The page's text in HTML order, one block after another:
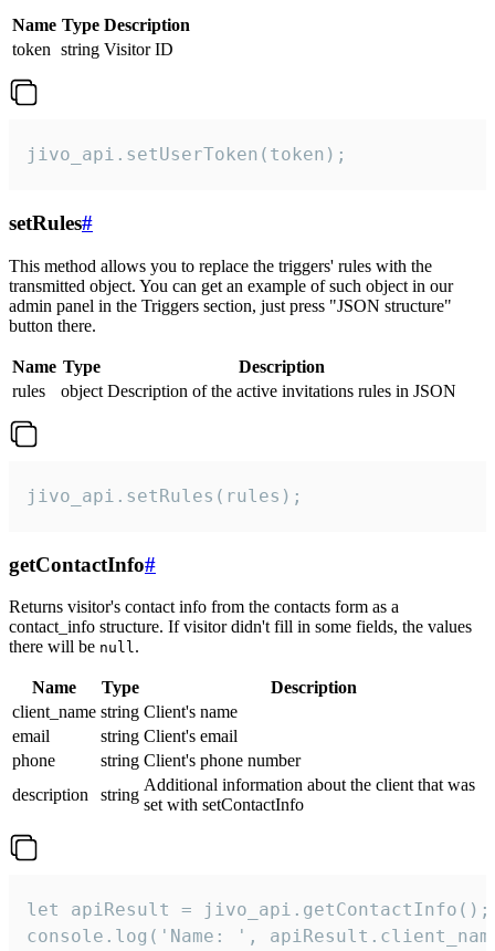
Name Type Description
token string Visitor ID
jivo_api.setUserToken(token);
setRules#
This method allows you to replace the triggers' rules with the
transmitted object. You can get an example of such object in our
admin panel in the Triggers section, just press "JSON structure"
button there.
Name Type
Description
rules
object Description of the active invitations rules in JSON
jivo_api.setRules(rules);
getContactInfo#
Returns visitor's contact info from the contacts form as a
contact_info structure. If visitor didn't fill in some fields, the values
there will be null.
Name Type
Description
client_name string Client's name
email
string Client's email
phone
string Client's phone number
description
string
Additional information about the client that was
set with setContactInfo
let apiResult = jivo_api.getContactInfo();
console.log('Name: ',